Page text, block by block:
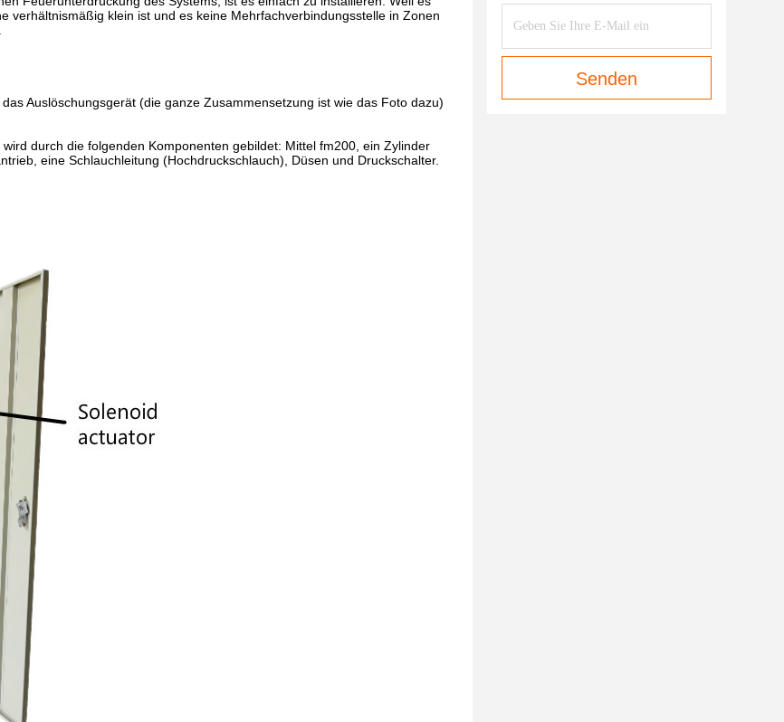
verhältnismäßig klein ist und es keine Mehrfachverbindungsstelle in Zonen
Auslöschungsgerät (die ganze Zusammensetzung ist wie das Foto dazu)
durch die folgenden Komponenten gebildet: Mittel fm200, ein Zylinder
eine Schlauchleitung (Hochdruckschlauch), Düsen und Druckschalter.
Senden